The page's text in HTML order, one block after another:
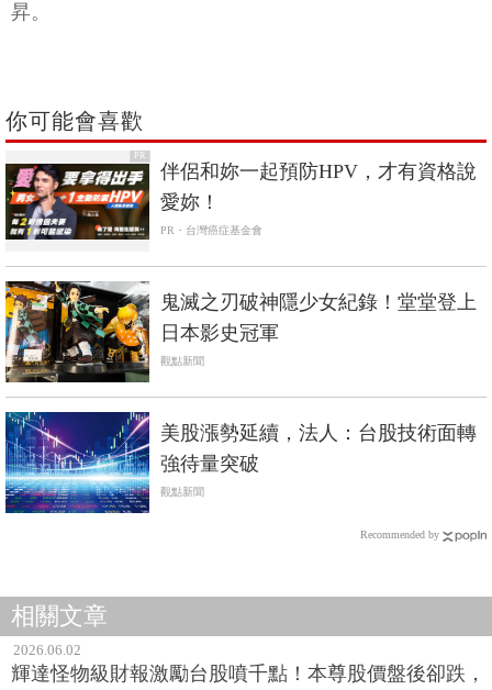
昇。
你可能會喜歡
PR
伴侶和妳一起預防HPV，才有資格說
愛妳！
PR・台灣癌症基金會
鬼滅之刃破神隱少女紀錄！堂堂登上
日本影史冠軍
觀點新聞
美股漲勢延續，法人：台股技術面轉
強待量突破
觀點新聞
Recommended by
相關文章
2026.06.02
輝達怪物級財報激勵台股噴千點！本尊股價盤後卻跌，